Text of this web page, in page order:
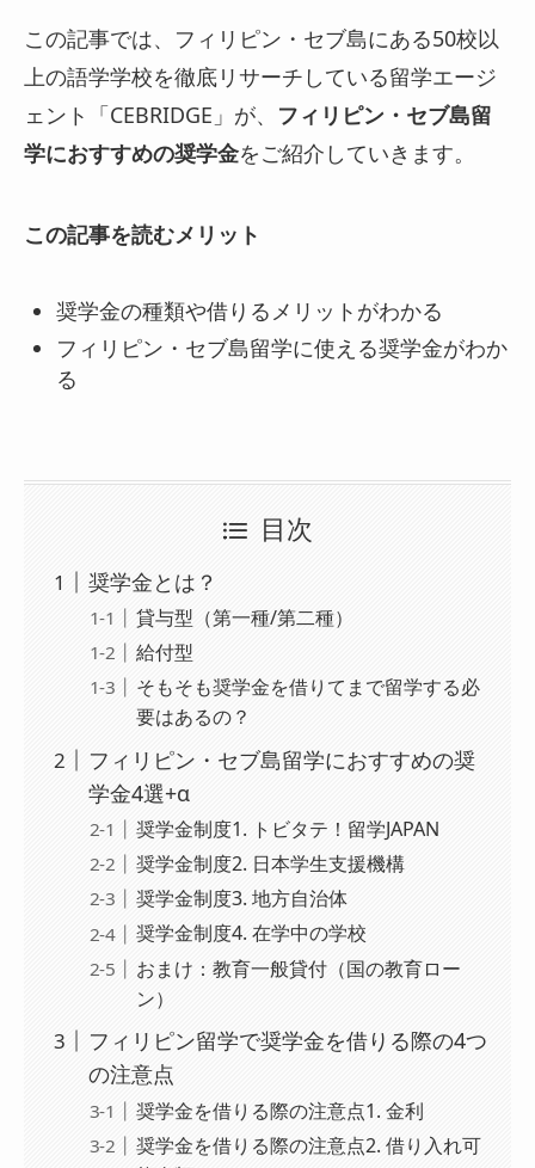
この記事では、フィリピン・セブ島にある50校以
上の語学学校を徹底リサーチしている留学エージ
ェント「CEBRIDGE」が、 フィリピン・セブ島留
学におすすめの奨学金をご紹介していきます。
この記事を読むメリット
奨学金の種類や借りるメリットがわかる
フィリピン・セブ島留学に使える奨学金がわか
る
目次
奨学金とは？
貸与型（第一種/第二種）
給付型
そもそも奨学金を借りてまで留学する必
要はあるの？
フィリピン・セブ島留学におすすめの奨
学金4選+α
奨学金制度1. トビタテ！留学JAPAN
奨学金制度2. 日本学生支援機構
奨学金制度3. 地方自治体
奨学金制度4. 在学中の学校
おまけ：教育一般貸付（国の教育ロー
ン）
フィリピン留学で奨学金を借りる際の4つ
の注意点
奨学金を借りる際の注意点1. 金利
奨学金を借りる際の注意点2. 借り入れ可